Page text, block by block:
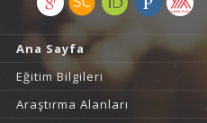
Ana Sayfa
Eğitim Bilgileri
Araştırma Alanları